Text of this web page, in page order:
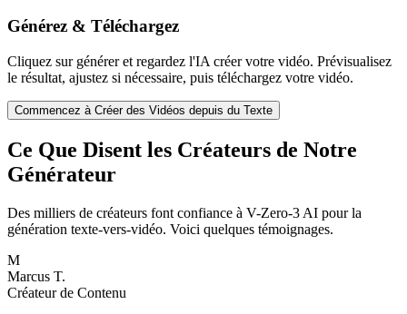
Générez & Téléchargez
Cliquez sur générer et regardez l'IA créer votre vidéo. Prévisualisez
le résultat, ajustez si nécessaire, puis téléchargez votre vidéo.
Commencez à Créer des Vidéos depuis du Texte
Ce Que Disent les Créateurs de Notre
Générateur
Des milliers de créateurs font confiance à V-Zero-3 AI pour la
génération texte-vers-vidéo. Voici quelques témoignages.
M
Marcus T.
Créateur de Contenu